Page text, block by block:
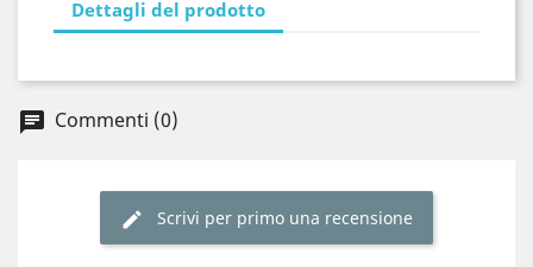
Dettagli del prodotto
chat Commenti (0)
edit Scrivi per primo una recensione